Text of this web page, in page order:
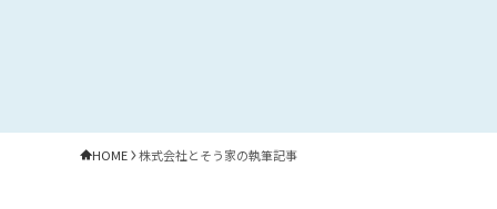
HOME 株式会社とそう家の執筆記事